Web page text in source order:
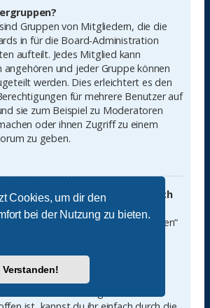
Cookies, um dir den
bei der Nutzung zu bieten.
Verstanden!
Gruppen von Mitgliedern, die die
in für die Board-Administration
aufteilt. Jedes Mitglied kann
angehören und jeder Gruppe können
werden. Dies erleichtert es den
für mehrere Benutzer auf
sie zum Beispiel zu Moderatoren
oder ihnen Zugriff zu einem
zu geben.
und wie trete ich
unter „Benutzergruppen“
Wenn du einer beitreten
Nicht alle Gruppen sind allgemein
erst eine Freischaltung, andere